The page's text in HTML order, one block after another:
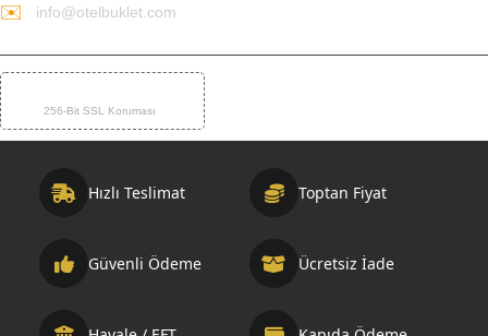
✉️ info@otelbuklet.com
256-Bit SSL Koruması
Hızlı Teslimat Toptan Fiyat
Güvenli Ödeme Ücretsiz İade